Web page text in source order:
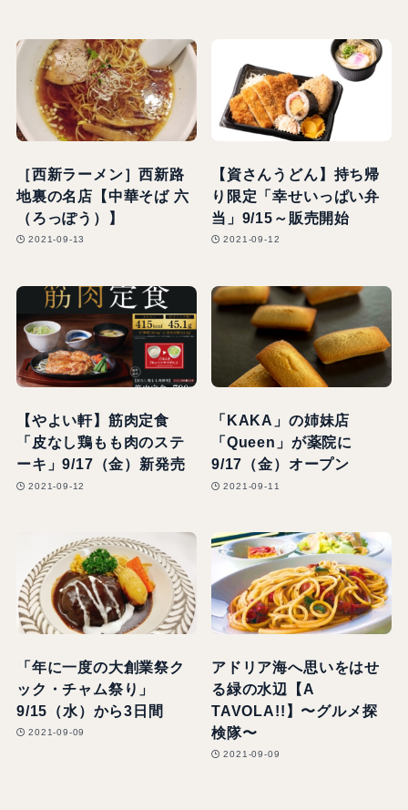
［西新ラーメン］西新路
地裏の名店【中華そば 六
（ろっぽう）】
2021-09-13
【資さんうどん】持ち帰
り限定「幸せいっぱい弁
当」9/15～販売開始
2021-09-12
【やよい軒】筋肉定食
「皮なし鶏もも肉のステ
ーキ」9/17（金）新発売
2021-09-12
「KAKA」の姉妹店
「Queen」が薬院に
9/17（金）オープン
2021-09-11
「年に一度の大創業祭ク
ック・チャム祭り」
9/15（水）から3日間
2021-09-09
アドリア海へ思いをはせ
る緑の水辺【A
TAVOLA!!】〜グルメ探
検隊〜
2021-09-09